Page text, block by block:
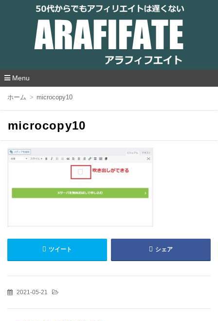
アラフィフエイト｜ 50代からでもアフィリ
エイトは遅くない
Menu
移
ホーム microcopy10
microcopy10
ツイート シェア
2021-05-21